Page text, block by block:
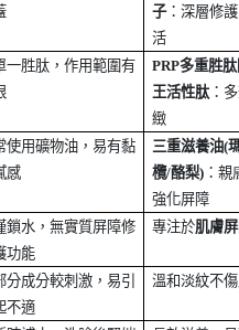
子：深層修
活
一胜肽，作用範圍有
PRP多重胜
王活性肽 ：
緻
使用礦物油，易有黏
感
三重滋養油(
欖/酪梨) ：親
強化屏障
鎖水，無實質屏障修
功能
專注於肌膚
分成分較刺激，易引
不適
溫和淡紋不